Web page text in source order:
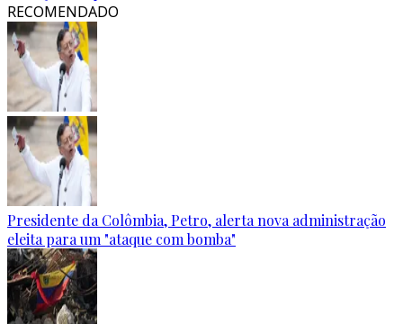
RECOMENDADO
Presidente da Colômbia, Petro, alerta nova administração
eleita para um "ataque com bomba"